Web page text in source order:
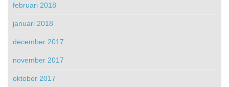
februari 2018
januari 2018
december 2017
november 2017
oktober 2017